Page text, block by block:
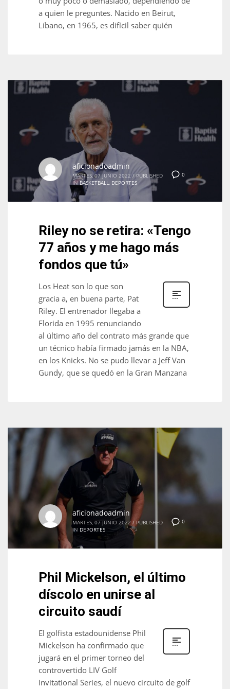
a quien le preguntes. Nacido en Beirut,
Líbano, en 1965, es difícil saber quién
0
aficionadoadmin
MARTES, 07 JUNIO 2022 / PUBLISHED
IN BASKETBALL DEPORTES
Riley no se retira: «Tengo
77 años y me hago más
fondos que tú»
Los Heat son lo que son
gracia a, en buena parte, Pat
Riley. El entrenador llegaba a
Florida en 1995 renunciando
al último año del contrato más grande que
un técnico había firmado jamás en la NBA,
en los Knicks. No se pudo llevar a Jeff Van
Gundy, que se quedó en la Gran Manzana
0
aficionadoadmin
MARTES, 07 JUNIO 2022 / PUBLISHED
IN DEPORTES
Phil Mickelson, el último
díscolo en unirse al
circuito saudí
El golfista estadounidense Phil
Mickelson ha confirmado que
jugará en el primer torneo del
controvertido LIV Golf
Invitational Series, el nuevo circuito de golf